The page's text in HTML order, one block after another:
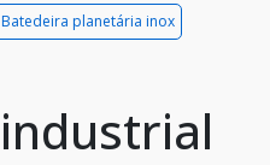
Batedeira planetária inox